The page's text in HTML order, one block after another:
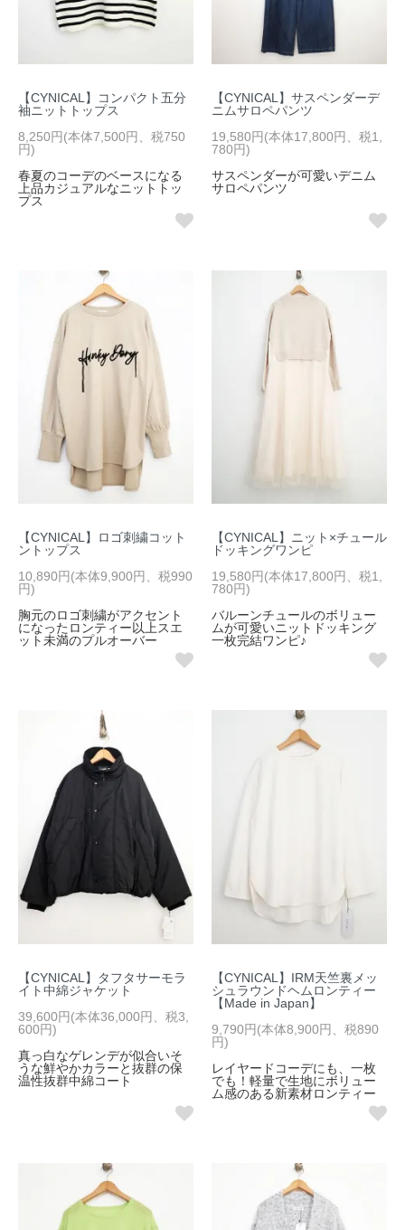
【CYNICAL】コンパクト五分
袖ニットトップス
8,250円(本体7,500円、税750
円)
春夏のコーデのベースになる
上品カジュアルなニットトッ
プス
【CYNICAL】サスペンダーデ
ニムサロペパンツ
19,580円(本体17,800円、税1,
780円)
サスペンダーが可愛いデニム
サロペパンツ
【CYNICAL】ロゴ刺繍コット
ントップス
10,890円(本体9,900円、税990
円)
胸元のロゴ刺繍がアクセント
になったロンティー以上スエ
ット未満のプルオーバー
【CYNICAL】ニット×チュール
ドッキングワンピ
19,580円(本体17,800円、税1,
780円)
バルーンチュールのボリュー
ムが可愛いニットドッキング
一枚完結ワンピ♪
【CYNICAL】タフタサーモラ
イト中綿ジャケット
39,600円(本体36,000円、税3,
600円)
真っ白なゲレンデが似合いそ
うな鮮やかカラーと抜群の保
温性抜群中綿コート
【CYNICAL】IRM天竺裏メッ
シュラウンドヘムロンティー
【Made in Japan】
9,790円(本体8,900円、税890
円)
レイヤードコーデにも、一枚
でも！軽量で生地にボリュー
ム感のある新素材ロンティー